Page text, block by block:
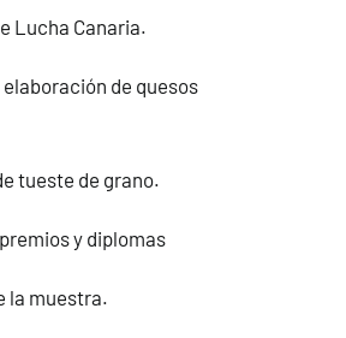
Lucha Canaria.
de quesos
tueste de grano.
y diplomas
la muestra.